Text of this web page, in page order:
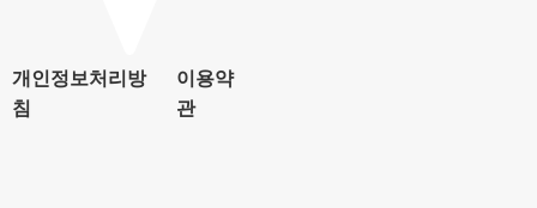
개인정보처리방
침
이용약
관